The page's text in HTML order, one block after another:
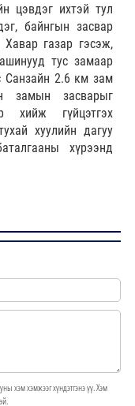
цэвдэг ихтэй тул
байнгын засвар
газар гэсэж,
тус замаар
Санзайн 2.6 км зам
замын засварыг
хийж гүйцэтгэх
хуулийн дагуу
хүрээнд
хэм хэмжээг хүндэтгэнэ үү. Хэм